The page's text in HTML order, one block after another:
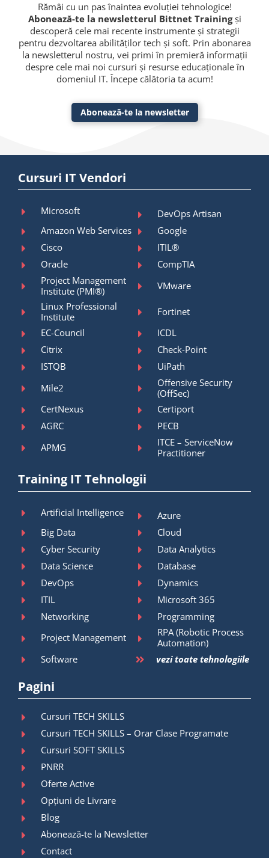
Rămâi cu un pas înaintea evoluției tehnologice!
Abonează-te la newsletterul Bittnet Trainingși
descoperă cele mai recente instrumente și strategii
pentru dezvoltarea abilităților tech și soft. Prin abonarea
la newsletterul nostru, vei primi în premieră informații
despre cele mai noi cursuri și resurse educaționale în
domeniul IT. Începe călătoria ta acum!
Abonează-te la newsletter
Cursuri IT Vendori
Microsoft
DevOps Artisan
Amazon Web Services
Google
Cisco
ITIL®
Oracle
CompTIA
Project Management
Institute (PMI®)
VMware
Linux Professional
Institute
Fortinet
EC-Council
ICDL
Citrix
Check-Point
ISTQB
UiPath
Mile2
Offensive Security
(OffSec)
CertNexus
Certiport
AGRC
PECB
APMG
ITCE – ServiceNow
Practitioner
Training IT Tehnologii
Artificial Intelligence
Azure
Big Data
Cloud
Cyber Security
Data Analytics
Data Science
Database
DevOps
Dynamics
ITIL
Microsoft 365
Networking
Programming
Project Management
RPA (Robotic Process
Automation)
Software
vezi toate tehnologiile
Pagini
Cursuri TECH SKILLS
Cursuri TECH SKILLS – Orar Clase Programate
Cursuri SOFT SKILLS
PNRR
Oferte Active
Opțiuni de Livrare
Blog
Abonează-te la Newsletter
Contact